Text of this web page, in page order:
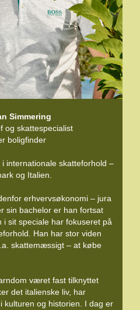
Simmering
og skattespecialist
boligfinder
internationale skatteforhold –
og Italien.
erhvervsøkonomi – jura
sin bachelor er han fortsat
i sit speciale har fokuseret på
Han har stor viden
skattemæssigt – at købe
været fast tilknyttet
det italienske liv, har
kulturen og historien. I dag er